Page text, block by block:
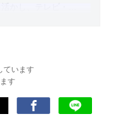
かし、テレビ・
（スマホライフが変
ています
す